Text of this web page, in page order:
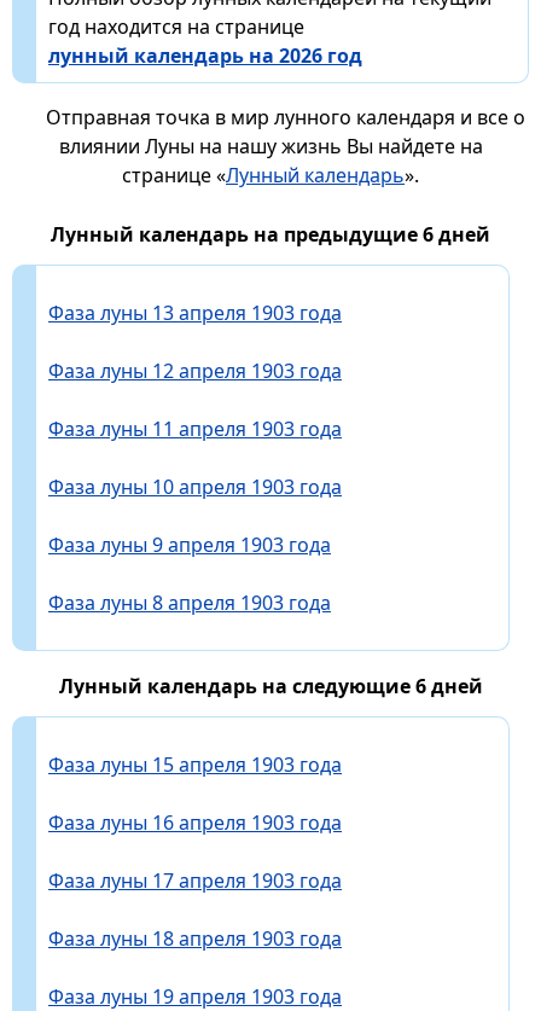
год находится на странице
лунный календарь на 2026 год
Отправная точка в мир лунного календаря и все о
влиянии Луны на нашу жизнь Вы найдете на
странице «Лунный календарь».
Лунный календарь на предыдущие 6 дней
Фаза луны 13 апреля 1903 года
Фаза луны 12 апреля 1903 года
Фаза луны 11 апреля 1903 года
Фаза луны 10 апреля 1903 года
Фаза луны 9 апреля 1903 года
Фаза луны 8 апреля 1903 года
Лунный календарь на следующие 6 дней
Фаза луны 15 апреля 1903 года
Фаза луны 16 апреля 1903 года
Фаза луны 17 апреля 1903 года
Фаза луны 18 апреля 1903 года
Фаза луны 19 апреля 1903 года